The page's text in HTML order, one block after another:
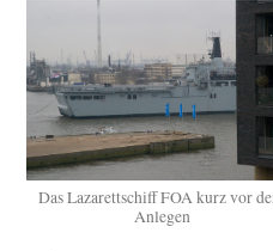
Das Lazarettschiff FOA kurz vor
Anlegen